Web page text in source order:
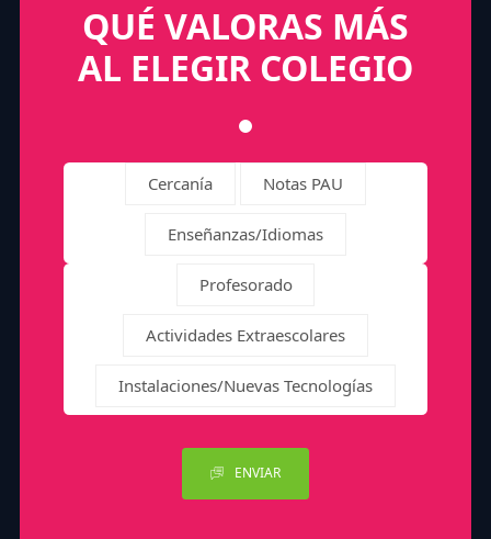
QUÉ VALORAS MÁS
AL ELEGIR COLEGIO
Cercanía Notas PAU
Enseñanzas/Idiomas
Profesorado
Actividades Extraescolares
Instalaciones/Nuevas Tecnologías
ENVIAR